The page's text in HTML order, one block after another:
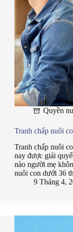
Quyền
Tranh chấp nuôi
Tranh chấp nuôi
nay được giải
nào người mẹ
nuôi con dưới 36
9 Tháng 4,